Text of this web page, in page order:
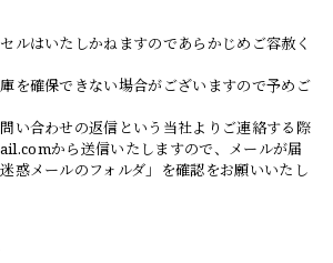
ルはいたしかねますのであらかじめご容赦く
を確保できない場合がございますので予めご
い合わせの返信という当社よりご連絡する際
から送信いたしますので、メールが届
惑メールのフォルダ」を確認をお願いいたし